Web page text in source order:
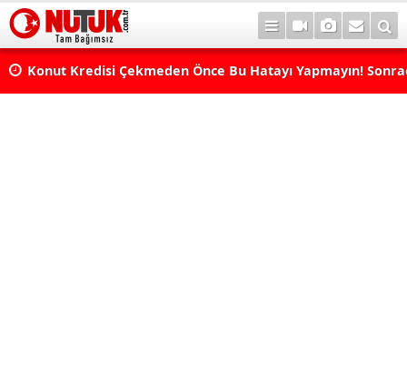
Konut Kredisi Çekmeden Önce Bu Hatayı Yapmayın!